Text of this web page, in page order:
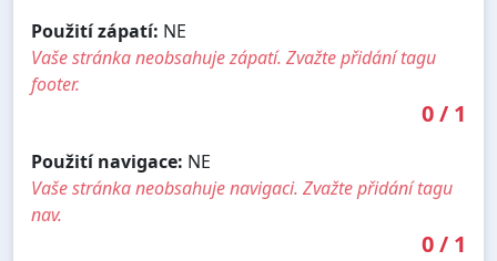
Použití zápatí: NE
Vaše stránka neobsahuje zápatí. Zvažte přidání tagu
footer.
0/ 1
Použití navigace: NE
Vaše stránka neobsahuje navigaci. Zvažte přidání tagu
nav.
0/ 1